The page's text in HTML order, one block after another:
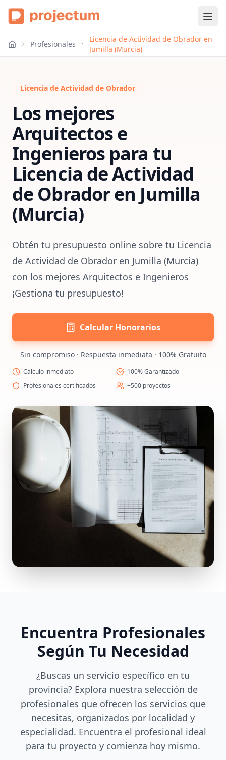
Profesionales
Licencia de Actividad de Obrador en
Jumilla (Murcia)
Licencia de Actividad de Obrador
Los mejores
Arquitectos e
Ingenieros para tu
Licencia de Actividad
de Obradoren Jumilla
(Murcia)
Obtén tu presupuesto online sobre tu Licencia
de Actividad de Obrador en Jumilla (Murcia)
con los mejores Arquitectos e Ingenieros
¡Gestiona tu presupuesto!
Calcular Honorarios
Sin compromiso · Respuesta inmediata · 100% Gratuito
Cálculo inmediato
100% Garantizado
Profesionales certificados
+500 proyectos
Encuentra Profesionales
Según Tu Necesidad
¿Buscas un servicio específico en tu
provincia? Explora nuestra selección de
profesionales que ofrecen los servicios que
necesitas, organizados por localidad y
especialidad. Encuentra el profesional ideal
para tu proyecto y comienza hoy mismo.